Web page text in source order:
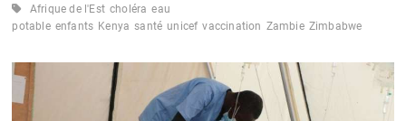
ABOMEY-
CALAVI
SÔ-
PREMIÈRE
Afrique de l'Est choléra eau
potable enfants Kenya santé unicef vaccination Zambie Zimbabwe